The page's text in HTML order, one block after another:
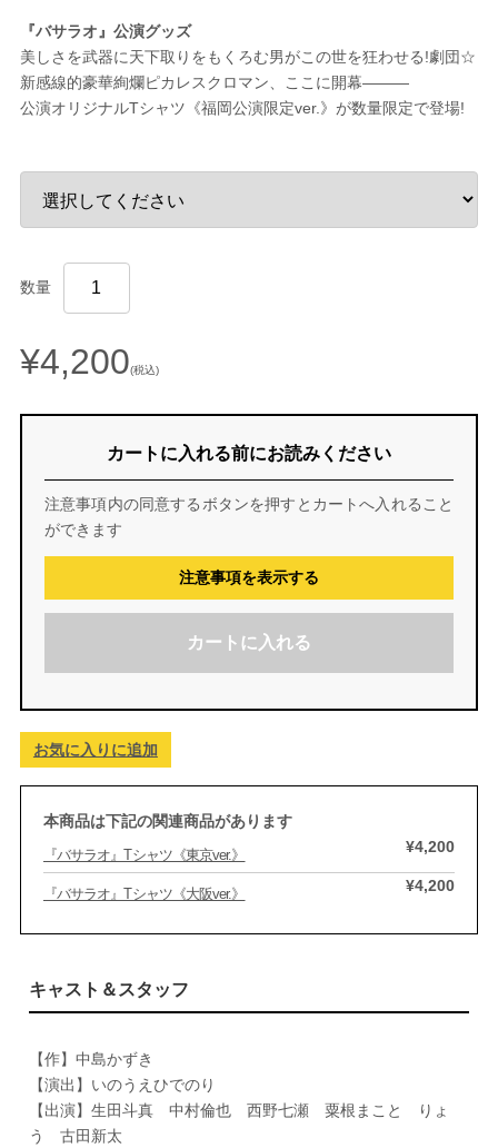
『バサラオ』公演グッズ
美しさを武器に天下取りをもくろむ男がこの世を狂わせる!劇団☆
新感線的豪華絢爛ピカレスクロマン、ここに開幕―――
公演オリジナルTシャツ《福岡公演限定ver.》が数量限定で登場!
数量
¥4,200(税込)
カートに入れる前にお読みください
注意事項内の同意するボタンを押すとカートへ入れること
ができます
注意事項を表示する
カートに入れる
お気に入りに追加
本商品は下記の関連商品があります
『バサラオ』Tシャツ《東京ver.》 ¥4,200
『バサラオ』Tシャツ《大阪ver.》 ¥4,200
キャスト＆スタッフ
【作】中島かずき
【演出】いのうえひでのり
【出演】生田斗真 中村倫也 西野七瀬 粟根まこと りょ
う 古田新太